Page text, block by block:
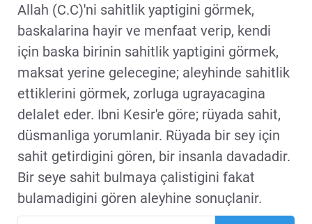
Allah (C.C)'ni sahitlik yaptigini görmek,
baskalarina hayir ve menfaat verip, kendi
için baska birinin sahitlik yaptigini görmek,
maksat yerine gelecegine; aleyhinde sahitlik
ettiklerini görmek, zorluga ugrayacagina
delalet eder. Ibni Kesir'e göre; rüyada sahit,
düsmanliga yorumlanir. Rüyada bir sey için
sahit getirdigini gören, bir insanla davadadir.
Bir seye sahit bulmaya çalistigini fakat
bulamadigini gören aleyhine sonuçlanir.